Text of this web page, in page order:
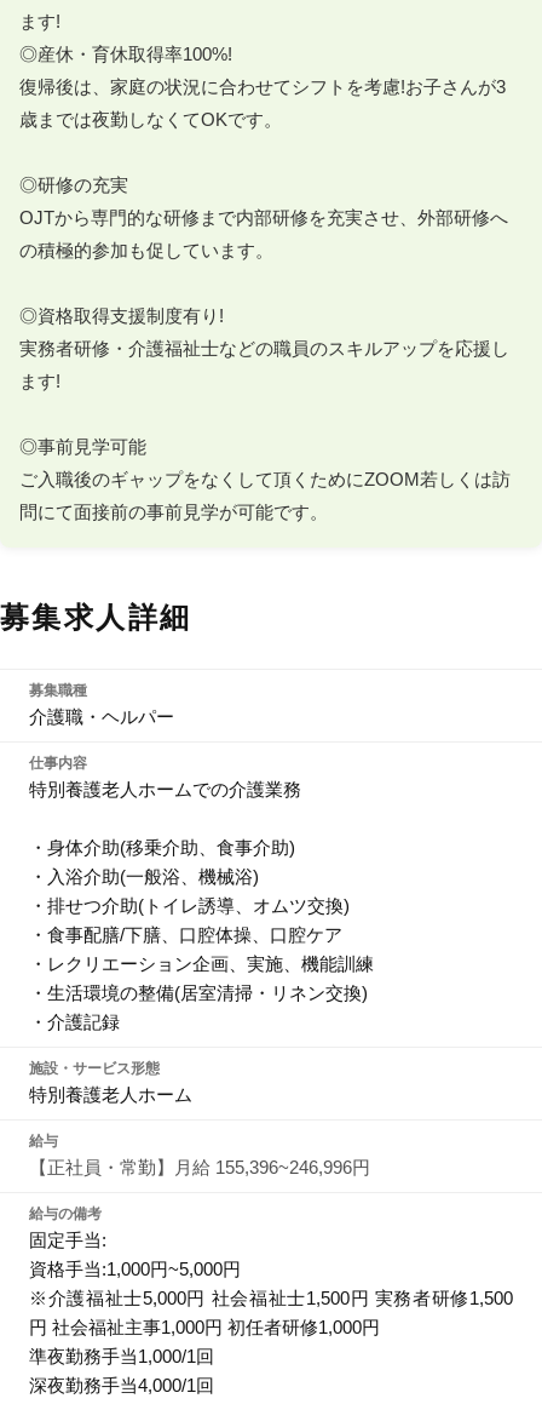
ます!
◎産休・育休取得率100%!
復帰後は、家庭の状況に合わせてシフトを考慮!お子さんが3
歳までは夜勤しなくてOKです。
◎研修の充実
OJTから専門的な研修まで内部研修を充実させ、外部研修へ
の積極的参加も促しています。
◎資格取得支援制度有り!
実務者研修・介護福祉士などの職員のスキルアップを応援し
ます!
◎事前見学可能
ご入職後のギャップをなくして頂くためにZOOM若しくは訪
問にて面接前の事前見学が可能です。
募集求人詳細
募集職種
介護職・ヘルパー
仕事内容
特別養護老人ホームでの介護業務
・身体介助(移乗介助、食事介助)
・入浴介助(一般浴、機械浴)
・排せつ介助(トイレ誘導、オムツ交換)
・食事配膳/下膳、口腔体操、口腔ケア
・レクリエーション企画、実施、機能訓練
・生活環境の整備(居室清掃・リネン交換)
・介護記録
施設・サービス形態
特別養護老人ホーム
給与
【正社員・常勤】月給 155,396~246,996円
給与の備考
固定手当:
資格手当:1,000円~5,000円
※介護福祉士5,000円 社会福祉士1,500円 実務者研修1,500
円 社会福祉主事1,000円 初任者研修1,000円
準夜勤務手当1,000/1回
深夜勤務手当4,000/1回